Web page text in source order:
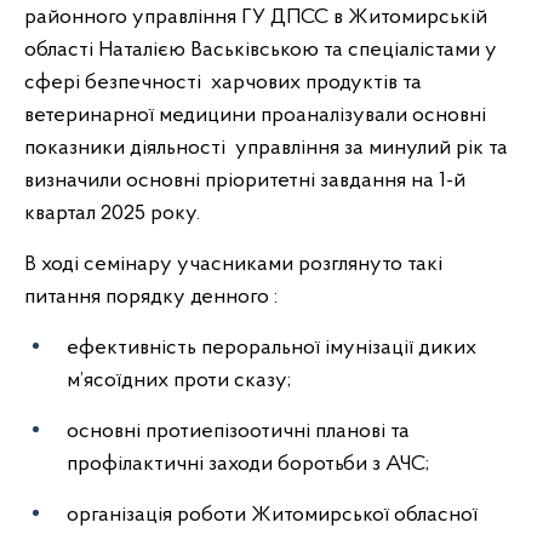
районного управління ГУ ДПСС в Житомирській
області Наталією Васьківською та спеціалістами у
сфері безпечності харчових продуктів та
ветеринарної медицини проаналізували основні
показники діяльності управління за минулий рік та
визначили основні пріоритетні завдання на 1-й
квартал 2025 року.
В ході семінару учасниками розглянуто такі
питання порядку денного :
ефективність пероральної імунізації диких
м’ясоїдних проти сказу;
основні протиепізоотичні планові та
профілактичні заходи боротьби з АЧС;
організація роботи Житомирської обласної